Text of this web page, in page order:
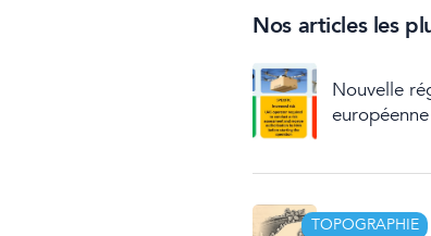
Nos articles les
Nouvelle
TOPOGRAPHIE